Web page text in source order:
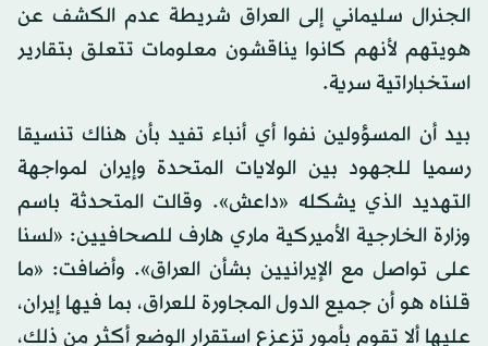
الجنرال سليماني إلى العراق شريطة عدم الكشف عن
هويتهم لأنهم كانوا يناقشون معلومات تتعلق بتقارير
استخباراتية سرية.
بيد أن المسؤولين نفوا أي أنباء تفيد بأن هناك تنسيقا
رسميا للجهود بين الولايات المتحدة وإيران لمواجهة
التهديد الذي يشكله «داعش». وقالت المتحدثة باسم
وزارة الخارجية الأميركية ماري هارف للصحافيين: «لسنا
على تواصل مع الإيرانيين بشأن العراق». وأضافت: «ما
قلناه هو أن جميع الدول المجاورة للعراق، بما فيها إيران،
عليها ألا تقوم بأمور تزعزع استقرار الوضع أكثر من ذلك،